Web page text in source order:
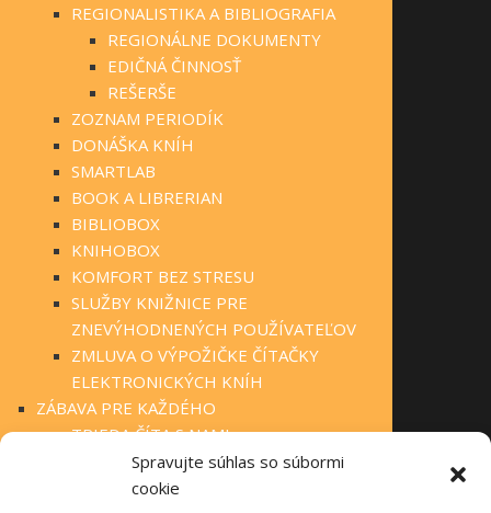
Spravujte súhlas so súbormi
cookie
REGIONALISTIKA A BIBLIOGRAFIA
REGIONÁLNE DOKUMENTY
EDIČNÁ ČINNOSŤ
REŠERŠE
ZOZNAM PERIODÍK
DONÁŠKA KNÍH
SMARTLAB
BOOK A LIBRERIAN
BIBLIOBOX
KNIHOBOX
KOMFORT BEZ STRESU
SLUŽBY KNIŽNICE PRE
ZNEVÝHODNENÝCH POUŽÍVATEĽOV
ZMLUVA O VÝPOŽIČKE ČÍTAČKY
ELEKTRONICKÝCH KNÍH
ZÁBAVA PRE KAŽDÉHO
TRIEDA ČÍTA S NAMI
KLUBOVÁ ČINNOSŤ
STÁLA PONUKA